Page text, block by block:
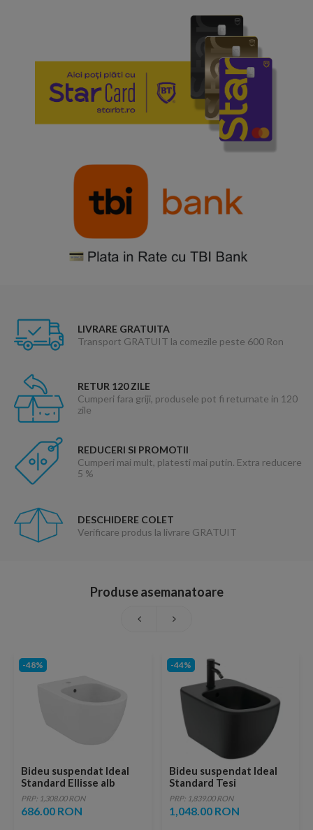
LIVRARE GRATUITA
Transport GRATUIT la comezile peste 600 Ron
RETUR 120 ZILE
Cumperi fara griji, produsele pot fi returnate in 120
zile
REDUCERI SI PROMOTII
Cumperi mai mult, platesti mai putin. Extra reducere
5 %
DESCHIDERE COLET
Verificare produs la livrare GRATUIT
Produse asemanatoare
-48%
Bideu suspendat Ideal
Standard Ellisse alb
lucios
PRP: 1,308.00 RON
686.00 RON
-44%
Bideu suspendat Ideal
Standard Tesi
53x36xH40 cm, culoare
negru-mat
PRP: 1,839.00 RON
1,048.00 RON